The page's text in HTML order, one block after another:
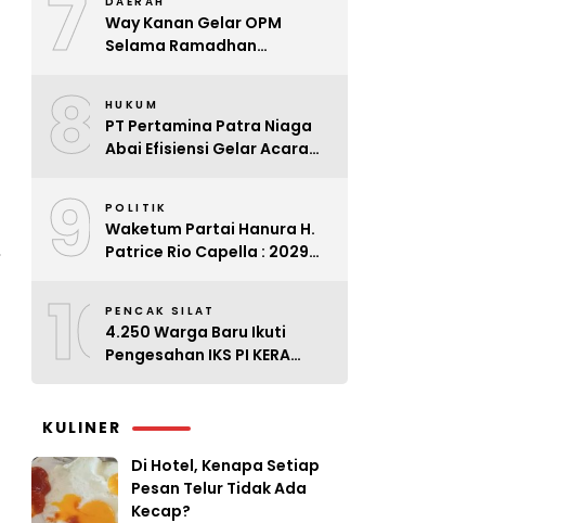
7
Way Kanan Gelar OPM
Selama Ramadhan
8 HUKUM
PT Pertamina Patra Niaga
Abai Efisiensi Gelar Acara
9 POLITIK
Waketum Partai Hanura H.
Patrice Rio Capella : 2029
10PENCAK SILAT
4.250 Warga Baru Ikuti
Pengesahan IKS PI KERA
KULINER
Di Hotel, Kenapa Setiap
Pesan Telur Tidak Ada
Kecap?